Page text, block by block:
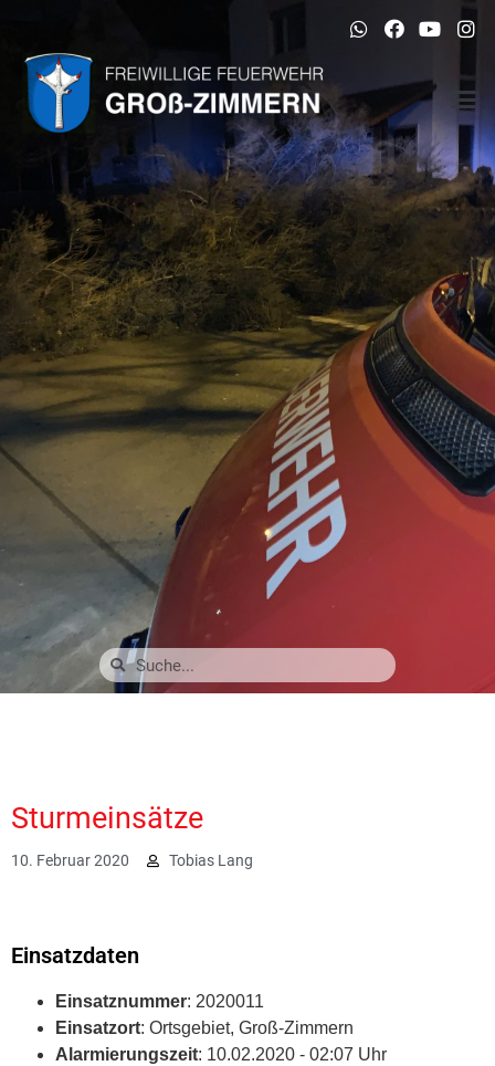
Sturmeinsätze
10. Februar 2020 Tobias Lang
Einsatzdaten
Einsatznummer: 2020011
Einsatzort: Ortsgebiet, Groß-Zimmern
Alarmierungszeit: 10.02.2020 - 02:07 Uhr